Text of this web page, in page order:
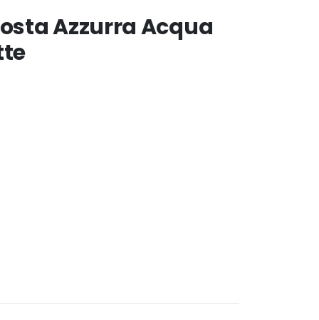
Azzurra Acqua